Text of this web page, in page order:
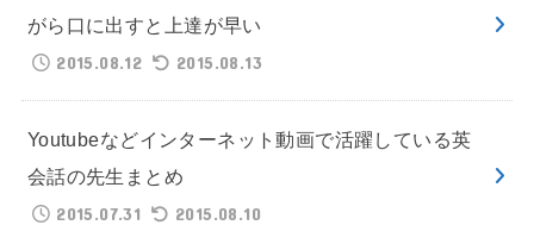
がら口に出すと上達が早い
2015.08.12
2015.08.13
Youtubeなどインターネット動画で活躍している英
会話の先生まとめ
2015.07.31
2015.08.10